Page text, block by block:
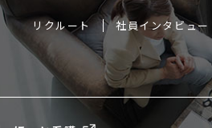
リクルート 社員インタビュー